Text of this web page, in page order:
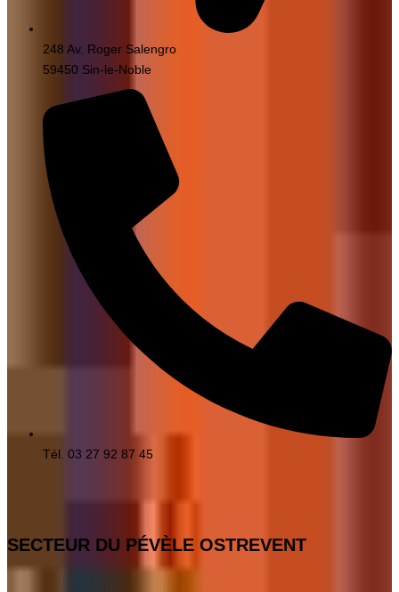
248 Av. Roger Salengro
59450 Sin-le-Noble
Tél. 03 27 92 87 45
SECTEUR DU PÉVÈLE OSTREVENT